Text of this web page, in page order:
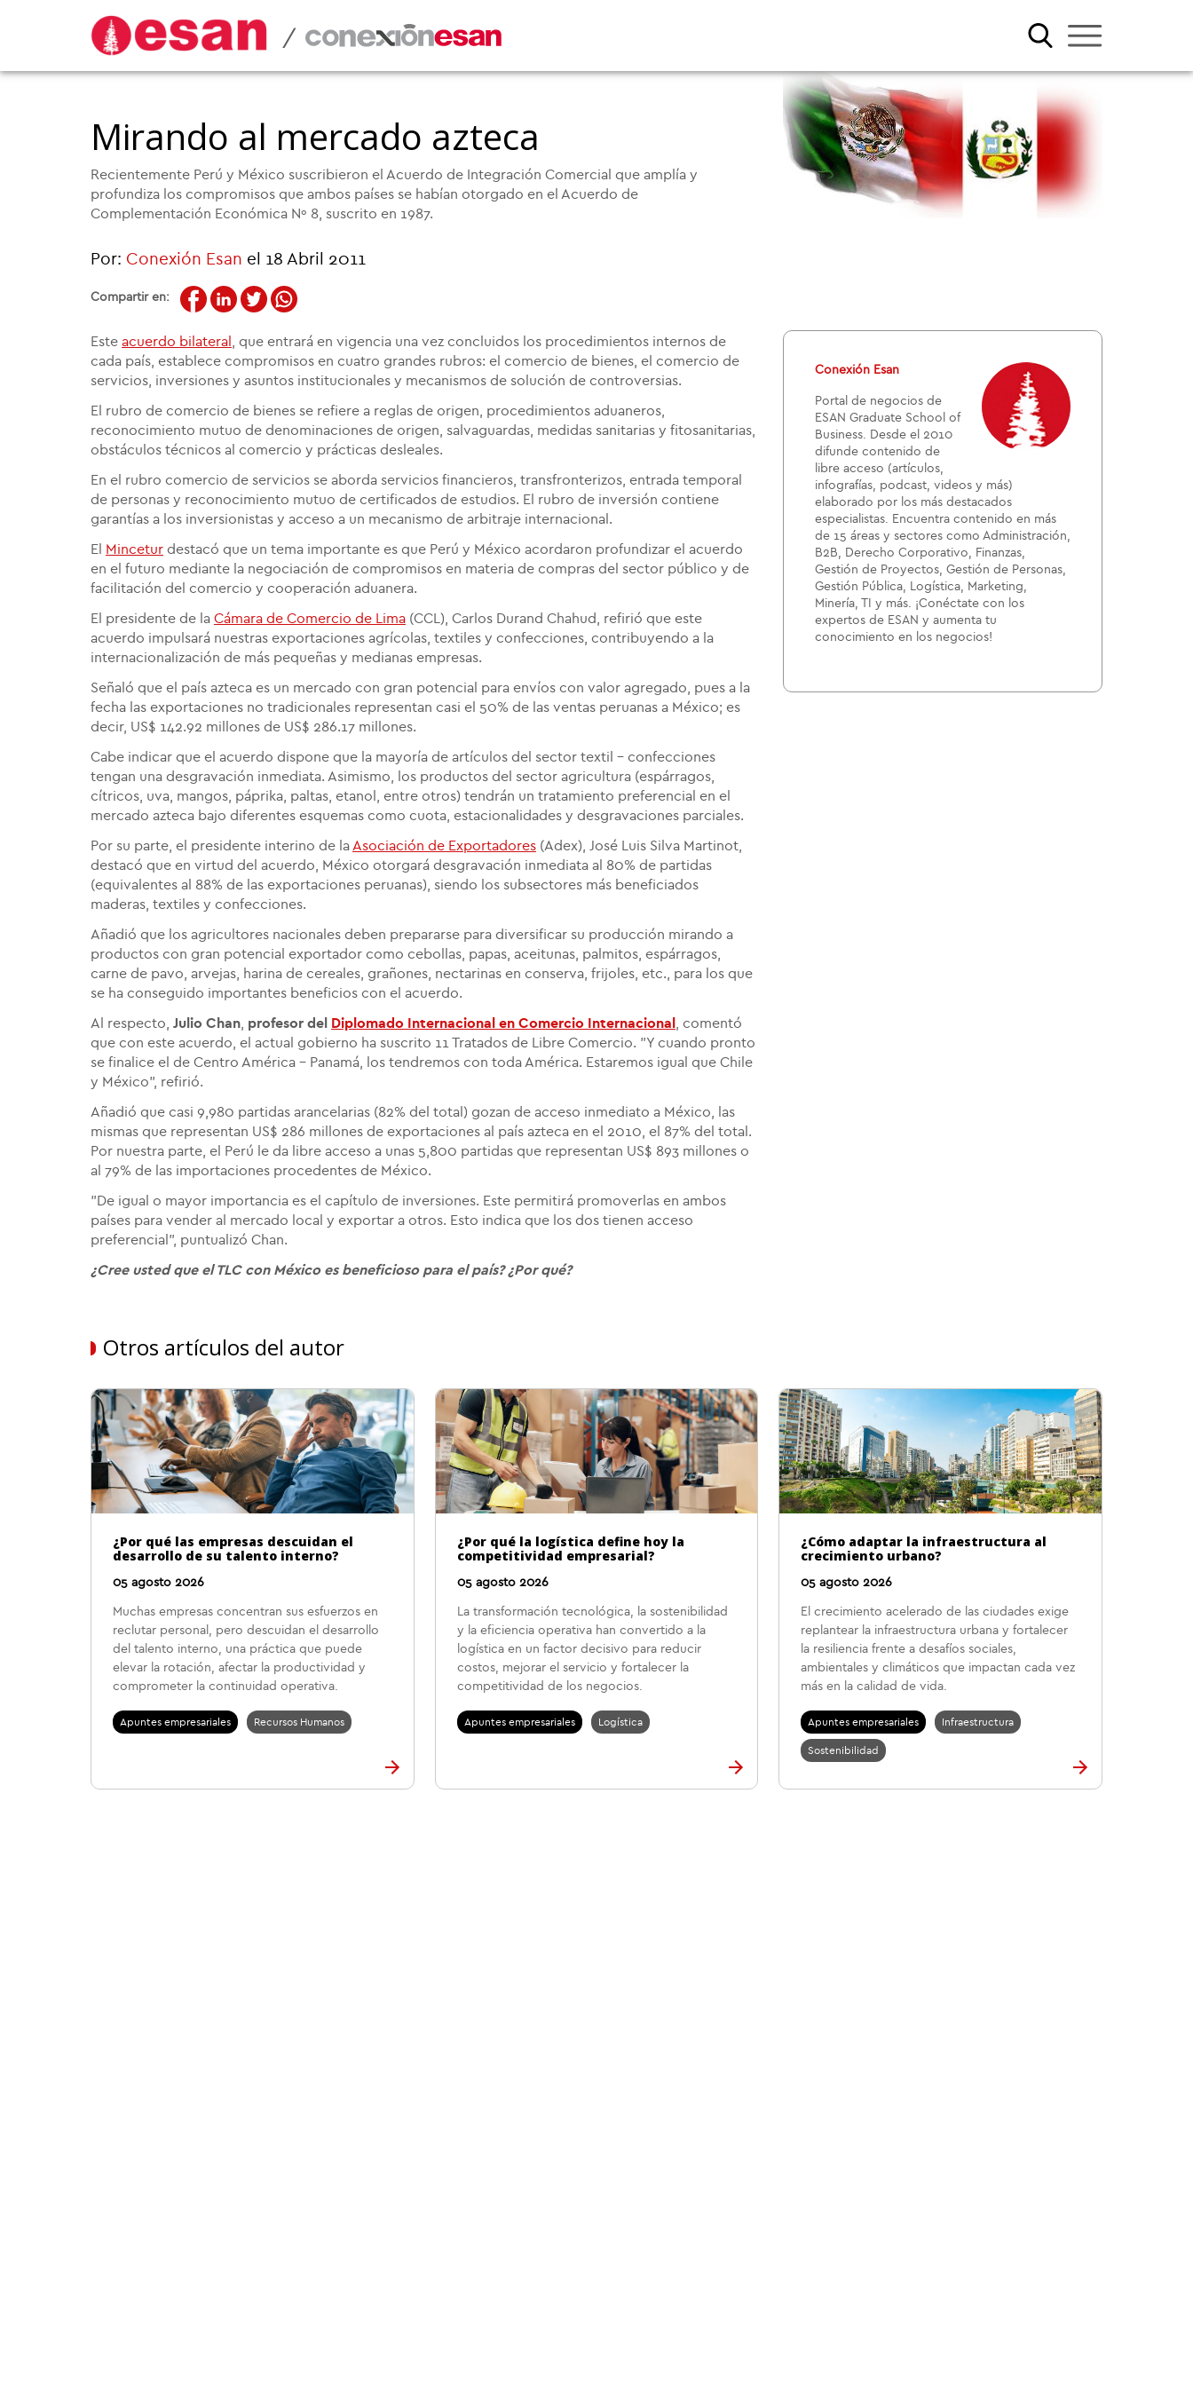
/
Mirando al mercado azteca
Recientemente Perú y México suscribieron el Acuerdo de Integración Comercial que amplía y
profundiza los compromisos que ambos países se habían otorgado en el Acuerdo de
Complementación Económica Nº 8, suscrito en 1987.
Por: Conexión Esan el 18 Abril 2011
Compartir en:
Este acuerdo bilateral
, que entrará en vigencia una vez concluidos los procedimientos internos de
cada país, establece compromisos en cuatro grandes rubros: el comercio de bienes, el comercio de
servicios, inversiones y asuntos institucionales y mecanismos de solución de controversias.
El rubro de comercio de bienes se refiere a reglas de origen, procedimientos aduaneros,
reconocimiento mutuo de denominaciones de origen, salvaguardas, medidas sanitarias y fitosanitarias,
obstáculos técnicos al comercio y prácticas desleales.
En el rubro comercio de servicios se aborda servicios financieros, transfronterizos, entrada temporal
de personas y reconocimiento mutuo de certificados de estudios. El rubro de inversión contiene
garantías a los inversionistas y acceso a un mecanismo de arbitraje internacional.
El Mincetur destacó que un tema importante es que Perú y México acordaron profundizar el acuerdo
en el futuro mediante la negociación de compromisos en materia de compras del sector público y de
facilitación del comercio y cooperación aduanera.
El presidente de la Cámara de Comercio de Lima (CCL), Carlos Durand Chahud, refirió que este
acuerdo impulsará nuestras exportaciones agrícolas, textiles y confecciones, contribuyendo a la
internacionalización de más pequeñas y medianas empresas.
Señaló que el país azteca es un mercado con gran potencial para envíos con valor agregado, pues a la
fecha las exportaciones no tradicionales representan casi el 50% de las ventas peruanas a México; es
decir, US$ 142.92 millones de US$ 286.17 millones.
Cabe indicar que el acuerdo dispone que la mayoría de artículos del sector textil - confecciones
tengan una desgravación inmediata. Asimismo, los productos del sector agricultura (espárragos,
cítricos, uva, mangos, páprika, paltas, etanol, entre otros) tendrán un tratamiento preferencial en el
mercado azteca bajo diferentes esquemas como cuota, estacionalidades y desgravaciones parciales.
Por su parte, el presidente interino de la Asociación de Exportadores (Adex), José Luis Silva Martinot,
destacó que en virtud del acuerdo, México otorgará desgravación inmediata al 80% de partidas
(equivalentes al 88% de las exportaciones peruanas), siendo los subsectores más beneficiados
maderas, textiles y confecciones.
Añadió que los agricultores nacionales deben prepararse para diversificar su producción mirando a
productos con gran potencial exportador como cebollas, papas, aceitunas, palmitos, espárragos,
carne de pavo, arvejas, harina de cereales, grañones, nectarinas en conserva, frijoles, etc., para los que
se ha conseguido importantes beneficios con el acuerdo.
Al respecto, Julio Chan profesor del Diplomado Internacional en Comercio Internacional
, comentó
que con este acuerdo, el actual gobierno ha suscrito 11 Tratados de Libre Comercio. "Y cuando pronto
se finalice el de Centro América - Panamá, los tendremos con toda América. Estaremos igual que Chile
y México", refirió.
Añadió que casi 9,980 partidas arancelarias (82% del total) gozan de acceso inmediato a México, las
mismas que representan US$ 286 millones de exportaciones al país azteca en el 2010, el 87% del total.
Por nuestra parte, el Perú le da libre acceso a unas 5,800 partidas que representan US$ 893 millones o
al 79% de las importaciones procedentes de México.
"De igual o mayor importancia es el capítulo de inversiones. Este permitirá promoverlas en ambos
países para vender al mercado local y exportar a otros. Esto indica que los dos tienen acceso
preferencial", puntualizó Chan.
¿Cree usted que el TLC con México es beneficioso para el país? ¿Por qué?
Conexión Esan
Portal de negocios de
ESAN Graduate School of
Business. Desde el 2010
difunde contenido de
libre acceso (artículos,
infografías, podcast, videos y más)
elaborado por los más destacados
especialistas. Encuentra contenido en más
de 15 áreas y sectores como Administración,
B2B, Derecho Corporativo, Finanzas,
Gestión de Proyectos, Gestión de Personas,
Gestión Pública, Logística, Marketing,
Minería, TI y más. ¡Conéctate con los
expertos de ESAN y aumenta tu
conocimiento en los negocios!
Otros artículos del autor
¿Por qué las empresas descuidan el
desarrollo de su talento interno?
05 agosto 2026
Muchas empresas concentran sus esfuerzos en
reclutar personal, pero descuidan el desarrollo
del talento interno, una práctica que puede
elevar la rotación, afectar la productividad y
comprometer la continuidad operativa.
Apuntes empresariales Recursos Humanos
¿Por qué la logística define hoy la
competitividad empresarial?
05 agosto 2026
La transformación tecnológica, la sostenibilidad
y la eficiencia operativa han convertido a la
logística en un factor decisivo para reducir
costos, mejorar el servicio y fortalecer la
competitividad de los negocios.
Apuntes empresariales Logística
¿Cómo adaptar la infraestructura al
crecimiento urbano?
05 agosto 2026
El crecimiento acelerado de las ciudades exige
replantear la infraestructura urbana y fortalecer
la resiliencia frente a desafíos sociales,
ambientales y climáticos que impactan cada vez
más en la calidad de vida.
Apuntes empresariales Infraestructura
Sostenibilidad